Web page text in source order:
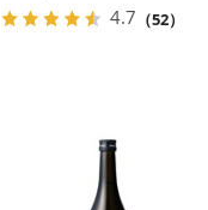
4.7 （52）